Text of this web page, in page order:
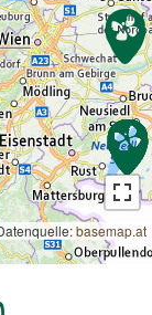
basemap.at